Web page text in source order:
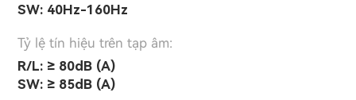
SW: 40Hz-160Hz
Tỷ lệ tín hiệu trên tạp âm:
R/L: ≥ 80dB (A)
SW: ≥ 85dB (A)